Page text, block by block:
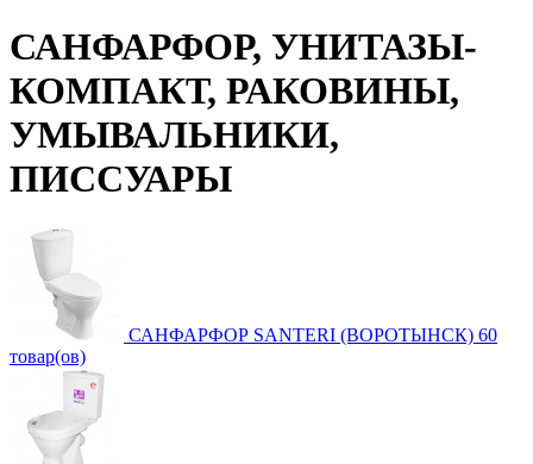
САНФАРФОР, УНИТАЗЫ-
КОМПАКТ, РАКОВИНЫ,
УМЫВАЛЬНИКИ,
ПИССУАРЫ
САНФАРФОР SANTERI (ВОРОТЫНСК) 60
товар(ов)